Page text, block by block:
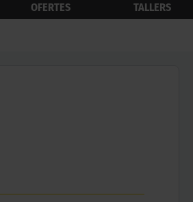
OFERTES TALLERS